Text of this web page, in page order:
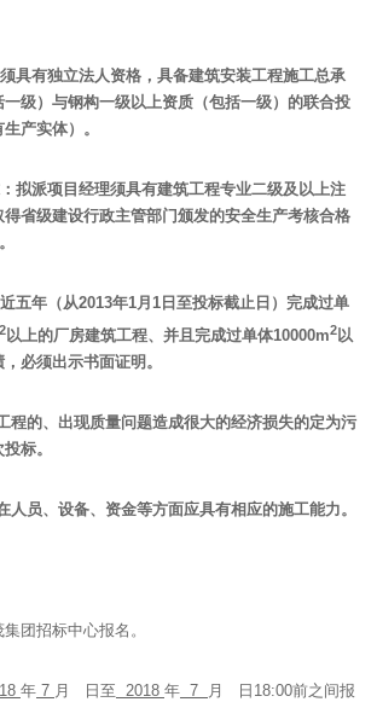
具有独立法人资格，具备建筑安装工程施工总承
级）与钢构一级以上资质（包括一级）的联合投
产实体）。
拟派项目经理须具有建筑工程专业二级及以上注
省级建设行政主管部门颁发的安全生产考核合格
五年（从2013年1月1日至投标截止日）完成过单
2以上的厂房建筑工程、并且完成过单体10000m2以
必须出示书面证明。
程的、出现质量问题造成很大的经济损失的定为污
标。
人员、设备、资金等方面应具有相应的施工能力。
团招标中心报名。
年 7 月 日至 2018 年 7
月 日18:00前之间报